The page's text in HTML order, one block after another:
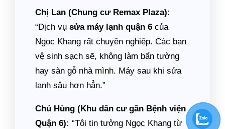
Chị Lan (Chung cư Remax Plaza):
“Dịch vụ sửa máy lạnh quận 6 của
Ngọc Khang rất chuyên nghiệp. Các bạn
vệ sinh sạch sẽ, không làm bẩn tường
hay sàn gỗ nhà mình. Máy sau khi sửa
lạnh sâu hơn hẳn.”
Chú Hùng (Khu dân cư gần Bệnh viện
Quận 6): “Tôi tin tưởng Ngọc Khang từ